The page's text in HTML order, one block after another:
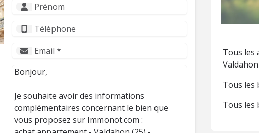
Tous les
Valdahon
Tous les
Tous les